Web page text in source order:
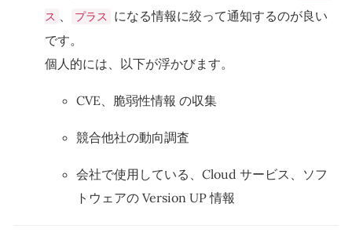
ス 、 プラス
になる情報に絞って通知するのが良い
です。
個人的には、以下が浮かびます。
CVE、脆弱性情報 の収集
競合他社の動向調査
会社で使用している、Cloud サービス、ソフ
トウェアの Version UP 情報